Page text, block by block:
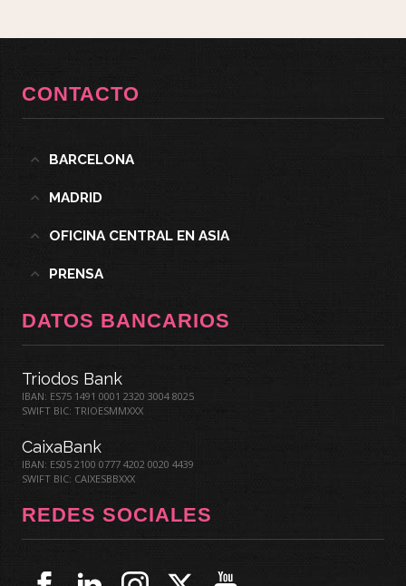
CONTACTO
BARCELONA
MADRID
OFICINA CENTRAL EN ASIA
PRENSA
DATOS BANCARIOS
Triodos Bank
IBAN: ES75 1491 0001 2320 3004 8025
SWIFT BIC: TRIOESMMXXX
CaixaBank
IBAN: ES05 2100 0777 4202 0020 4439
SWIFT BIC: CAIXESBBXXX
REDES SOCIALES